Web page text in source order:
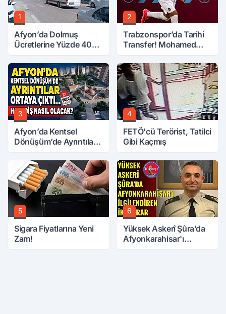
1
Afyon’da Dolmuş
Ücretlerine Yüzde 40
2
Trabzonspor’da Tarihi
Transfer! Mohamed
3
Afyon’da Kentsel
Dönüşüm’de Ayrıntılar
Nasıl Olacak?
4
FETÖ'cü Terörist, Tatilci
Gibi Kaçmış
5
Sigara Fiyatlarına Yeni
Zam!
6
Yüksek Askerî Şûra’da
Afyonkarahisar'ı